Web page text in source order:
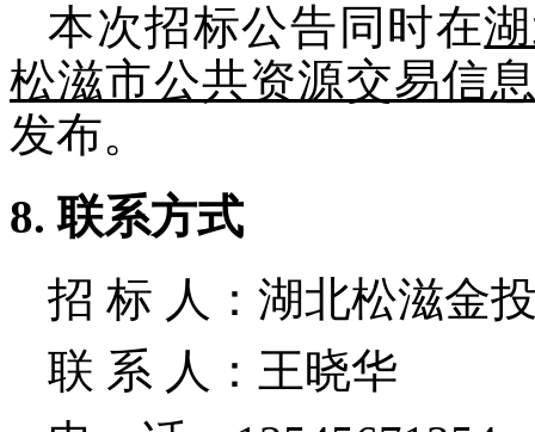
本次招标公告同时在
松滋市公共资源交易信
发布。
8.联系方式
招 标 人：湖北松滋金
联 系 人：王晓华